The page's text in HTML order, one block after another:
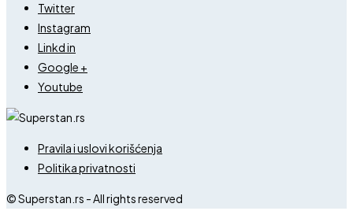
Twitter
Instagram
Linkd in
Google +
Youtube
Pravila i uslovi korišćenja
Politika privatnosti
© Superstan.rs - All rights reserved